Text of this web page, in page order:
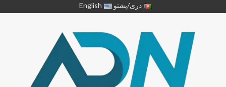
دری/پشتو English